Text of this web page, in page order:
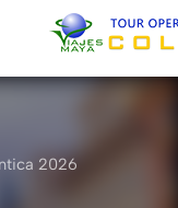
2026